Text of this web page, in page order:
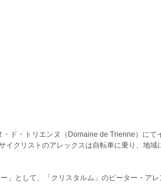
ド・トリエンヌ（Domaine de Trienne）にて
クリストのアレックスは自転車に乗り、地域
」として、「クリスタルム」のピーター・ア